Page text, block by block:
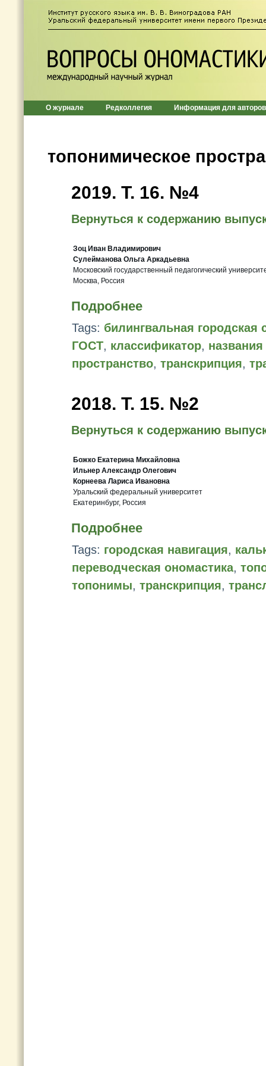
О журнале Редколлегия Информация для авторов
топонимическое
2019. Т. 16. №4
Вернуться к содержанию
Зоц Иван Владимирович
Сулейманова Ольга Аркадьевна
Московский государственный педагогический
Москва, Россия
Подробнее
Tags: билингвальная городская
ГОСТ, классификатор,
пространство, транскрипция,
2018. Т. 15. №2
Вернуться к содержанию
Божко Екатерина Михайловна
Ильнер Александр Олегович
Корнеева Лариса Ивановна
Уральский федеральный университет
Екатеринбург, Россия
Подробнее
Tags: городская навигация,
переводческая ономастика,
топонимы, транскрипция,